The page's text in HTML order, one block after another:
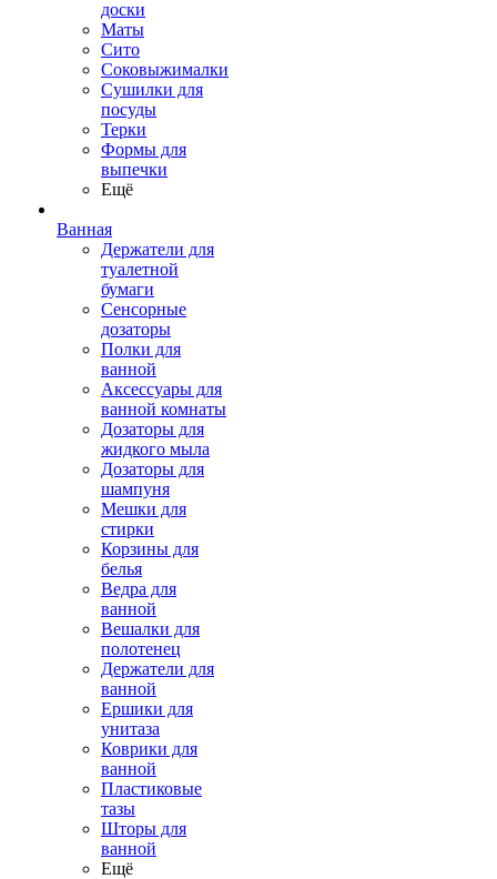
доски
Маты
Сито
Соковыжималки
Сушилки для
посуды
Терки
Формы для
выпечки
Ещё
Ванная
Держатели для
туалетной
бумаги
Сенсорные
дозаторы
Полки для
ванной
Аксессуары для
ванной комнаты
Дозаторы для
жидкого мыла
Дозаторы для
шампуня
Мешки для
стирки
Корзины для
белья
Ведра для
ванной
Вешалки для
полотенец
Держатели для
ванной
Ершики для
унитаза
Коврики для
ванной
Пластиковые
тазы
Шторы для
ванной
Ещё